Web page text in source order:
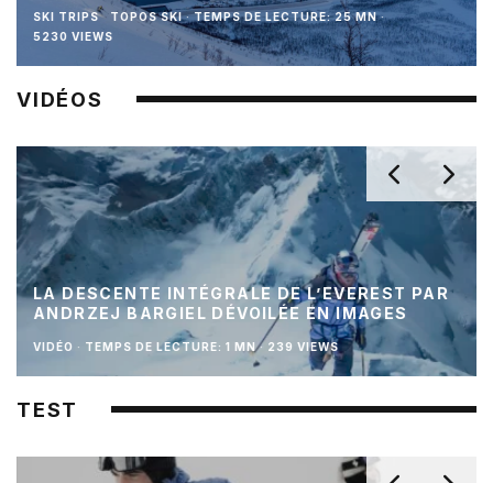
SKI TRIPS TOPOS SKI · TEMPS DE LECTURE: 25 MN ·
5230 VIEWS
VIDÉOS
LA DESCENTE INTÉGRALE DE L’EVEREST PAR
ANDRZEJ BARGIEL DÉVOILÉE EN IMAGES
VIDÉO · TEMPS DE LECTURE: 1 MN · 239 VIEWS
TEST